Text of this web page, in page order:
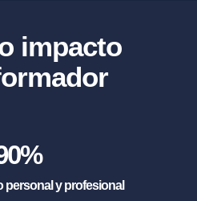
impacto
%
personal y profesional